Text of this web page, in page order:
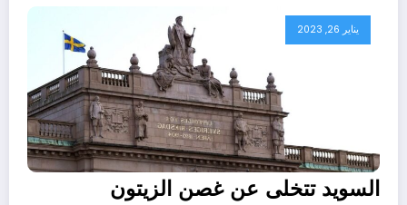
يناير 26, 2023
السويد تتخلى عن غصن الزيتون